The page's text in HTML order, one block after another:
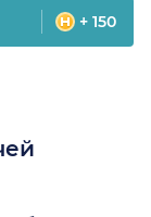
+ 150